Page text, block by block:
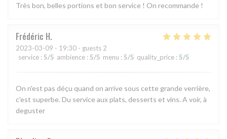
Très bon, belles portions et bon service ! On recommande !
Frédéric H
2023-03-09 - 19:30 - guests 2
service : 5/5 ambience : 5/5 menu : 5/5 quality_price : 5/5
On n'est pas déçu quand on arrive sous cette grande verrière,
c'est superbe. Du service aux plats, desserts et vins. A voir, à
deguster